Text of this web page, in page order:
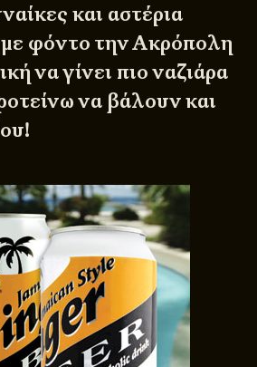
και αστέρια
με φόντο την Ακρόπολη
να γίνει πιο ναζιάρα
να βάλουν και